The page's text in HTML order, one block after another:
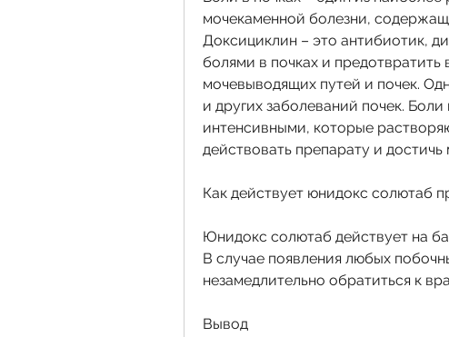
мочекаменной болезни,
Доксициклин – это антибиотик,
болями в почках и
мочевыводящих путей и почек.
и других заболеваний почек. Боли
интенсивными, которые
действовать препарату и
Как действует юнидокс солютаб
Юнидокс солютаб действует на
В случае появления любых
незамедлительно обратиться к
Вывод